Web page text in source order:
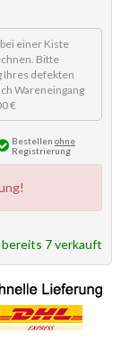
einer Kiste
Bitte
Ihres defekten
Wareneingang
€
Bestellen ohne
Registrierung
bereits 7 verkauft